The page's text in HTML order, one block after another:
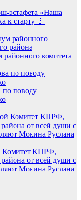
эстафета «Наша
к старту 🚩
районного комитета
по поводу
Комитет КПРФ,
от всей души с
Мокина Руслана